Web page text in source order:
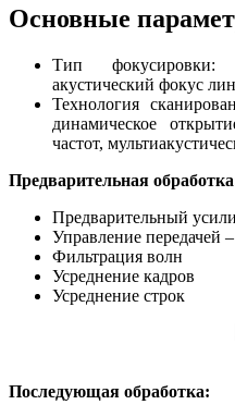
Основные
Тип фокусировки:
акустический фокус
Технология
динамическое
частот,
Предварительная
Предварительный
Управление передачей
Фильтрация волн
Усреднение кадров
Усреднение строк
Последующая обработка: